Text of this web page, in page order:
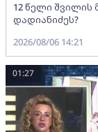
12 წელი შვილის
დადიანიძეს?
2026/08/06 14:21
01:27